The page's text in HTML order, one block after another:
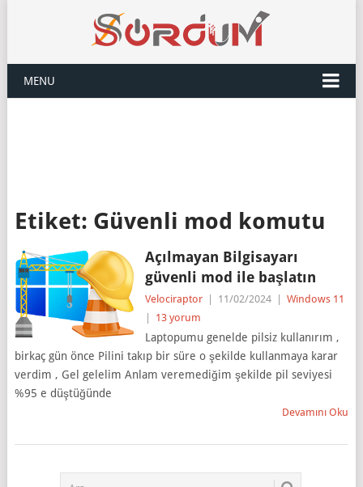
MENU
Etiket: Güvenli mod komutu
Açılmayan Bilgisayarı
güvenli mod ile başlatın
Velociraptor 11/02/2024
Windows 11
13 yorum
Laptopumu genelde pilsiz kullanırım ,
birkaç gün önce Pilini takıp bir süre o şekilde kullanmaya karar
verdim , Gel gelelim Anlam veremediğim şekilde pil seviyesi
%95 e düştüğünde
Devamını Oku